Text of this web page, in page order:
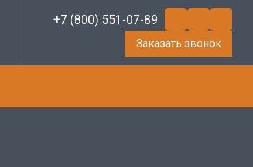
+7 (800) 551-07-89
Заказать звонок